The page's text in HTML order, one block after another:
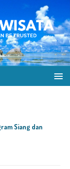
Siang dan